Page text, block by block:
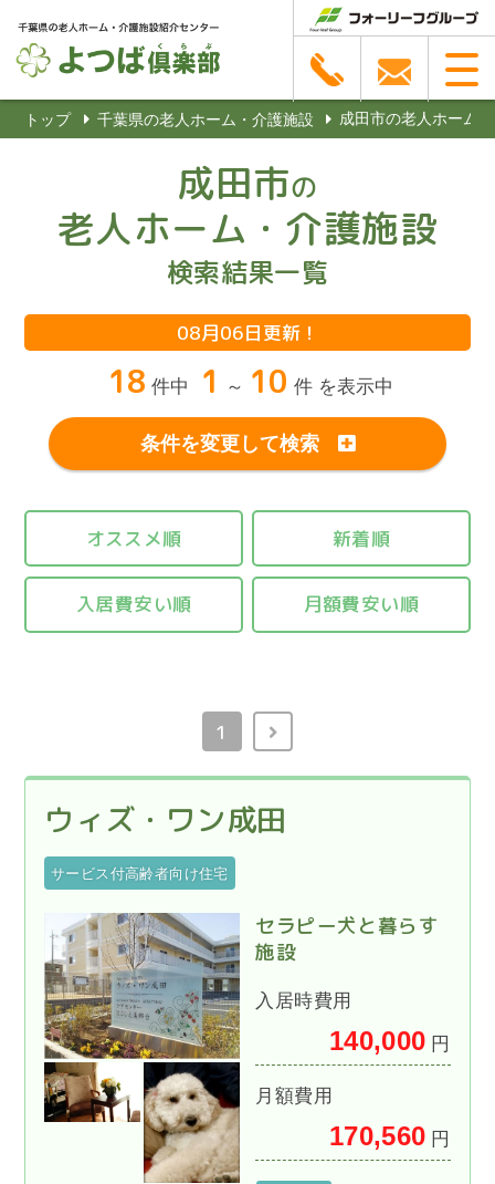
トップ 千葉県の老人ホーム・介護施設 成田市の老人ホーム
成田市の
老人ホーム・介護施設
検索結果一覧
08月06日更新！
18 件中 1 ～ 10 件 を表示中
条件を変更して検索
オススメ順 新着順
入居費安い順 月額費安い順
1
ウィズ・ワン成田
サービス付高齢者向け住宅
セラピー犬と暮らす
施設
入居時費用
140,000 円
月額費用
170,560 円